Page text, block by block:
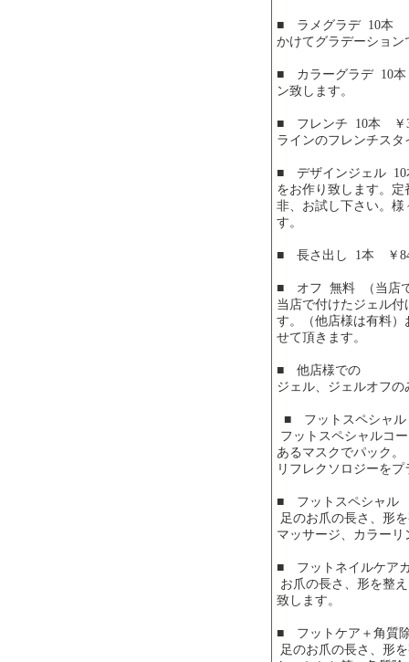
■ ラメグラデ 10本
かけてグラデーショ
■ カラーグラデ 10本
ン致します。
■ フレンチ 10本 ￥
ラインのフレンチス
■ デザインジェル 10
をお作り致します。
非、お試し下さい。
す。
■ 長さ出し 1本 ￥
■ オフ 無料 （当店で
当店で付けたジェル
す。（他店様は有料
せて頂きます。
■ 他店様での
ジェル、ジェルオフ
■ フットスペシャ
フットスペシャルコ
あるマスクでパック。
リフレクソロジーを
■ フットスペシャ
足のお爪の長さ、形
マッサージ、カラー
■ フットネイルケア
お爪の長さ、形を整
致します。
■ フットケア＋角質
足のお爪の長さ、形